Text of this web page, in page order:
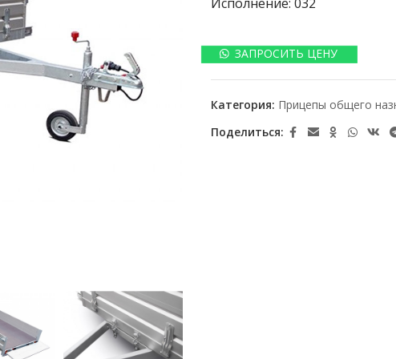
ЗАПРОСИТЬ ЦЕНУ
Категория: Прицепы общего
Поделиться: